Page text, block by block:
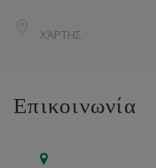
ΧΆΡΤΗΣ
Επικοινωνία